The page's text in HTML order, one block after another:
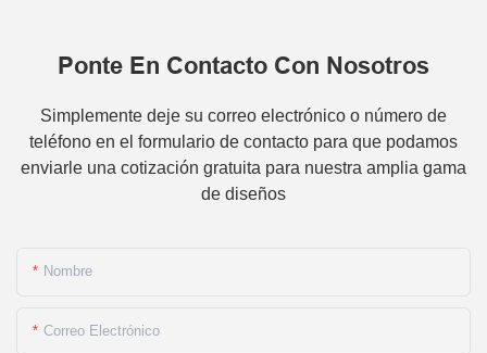
Ponte En Contacto Con Nosotros
Simplemente deje su correo electrónico o número de
teléfono en el formulario de contacto para que podamos
enviarle una cotización gratuita para nuestra amplia gama
de diseños
Nombre
Correo Electrónico